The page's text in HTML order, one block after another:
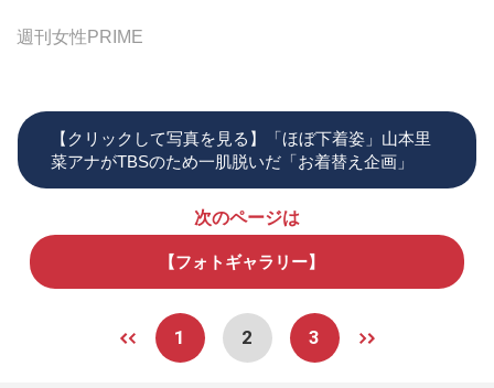
週刊女性PRIME
【クリックして写真を見る】「ほぼ下着姿」山本里
菜アナがTBSのため一肌脱いだ「お着替え企画」
次のページは
【フォトギャラリー】
1 2 3